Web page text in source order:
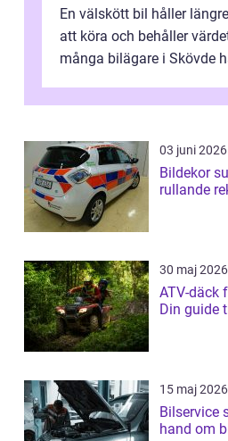
En välskött bil håller
att köra och behåller
många bilägare i Skövde
03 juni 2026
Bildekor sundsvall
rullande
30 maj 2026
ATV-däck
Din guide
15 maj 2026
Bilservice
hand om